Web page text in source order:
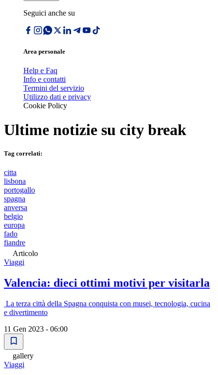
Seguici anche su
Area personale
Help e Faq
Info e contatti
Termini del servizio
Utilizzo dati e privacy
Cookie Policy
Ultime notizie su city break
Tag correlati:
citta
lisbona
portogallo
spagna
anversa
belgio
europa
fado
fiandre
Articolo
Viaggi
Valencia: dieci ottimi motivi per visitarla
La terza città della Spagna conquista con musei, tecnologia, cucina
e divertimento
11 Gen 2023 - 06:00
gallery
Viaggi